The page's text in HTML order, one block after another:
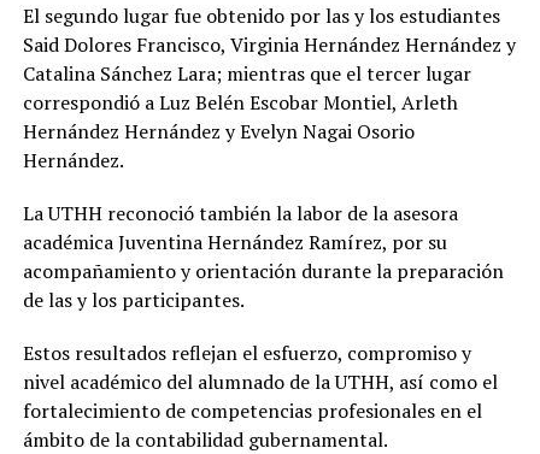
El segundo lugar fue obtenido por las y los estudiantes
Said Dolores Francisco, Virginia Hernández Hernández y
Catalina Sánchez Lara; mientras que el tercer lugar
correspondió a Luz Belén Escobar Montiel, Arleth
Hernández Hernández y Evelyn Nagai Osorio
Hernández.
La UTHH reconoció también la labor de la asesora
académica Juventina Hernández Ramírez, por su
acompañamiento y orientación durante la preparación
de las y los participantes.
Estos resultados reflejan el esfuerzo, compromiso y
nivel académico del alumnado de la UTHH, así como el
fortalecimiento de competencias profesionales en el
ámbito de la contabilidad gubernamental.